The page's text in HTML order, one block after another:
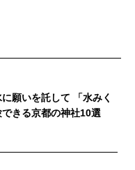
願いを託して 「水みく
できる京都の神社10選